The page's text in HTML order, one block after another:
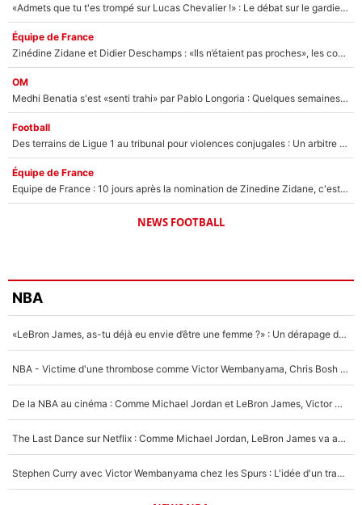
«Admets que tu t'es trompé sur Lucas Chevalier !» : Le débat sur le gardien du PSG vire au clash à l'After Foot
Équipe de France
Zinédine Zidane et Didier Deschamps : «Ils n’étaient pas proches», les confidences d’un membre de l’équipe de France 1998 sur leur relation spéciale
OM
Medhi Benatia s'est «senti trahi» par Pablo Longoria : Quelques semaines après son départ, l'ancien directeur de football de l'OM règle ses comptes
Football
Des terrains de Ligue 1 au tribunal pour violences conjugales : Un arbitre français encourt une peine de 18 mois de prison !
Équipe de France
Equipe de France : 10 jours après la nomination de Zinedine Zidane, c'est au tour de son fils de prendre un nouveau départ !
NEWS FOOTBALL
NBA
«LeBron James, as-tu déjà eu envie d’être une femme ?» : Un dérapage de Donald Trump sur la superstar de la NBA refait surface
NBA - Victime d'une thrombose comme Victor Wembanyama, Chris Bosh prévient le Français des risques sur sa santé : «J’ai failli mourir sur le coup et j’ai été ramené à la vie»
De la NBA au cinéma : Comme Michael Jordan et LeBron James, Victor Wembanyama rêve d'une carrière d'acteur !
The Last Dance sur Netflix : Comme Michael Jordan, LeBron James va avoir le droit à sa série !
Stephen Curry avec Victor Wembanyama chez les Spurs : L'idée d'un trade historique est lancée en NBA !